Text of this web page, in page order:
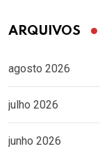
ARQUIVOS
agosto 2026
julho 2026
junho 2026